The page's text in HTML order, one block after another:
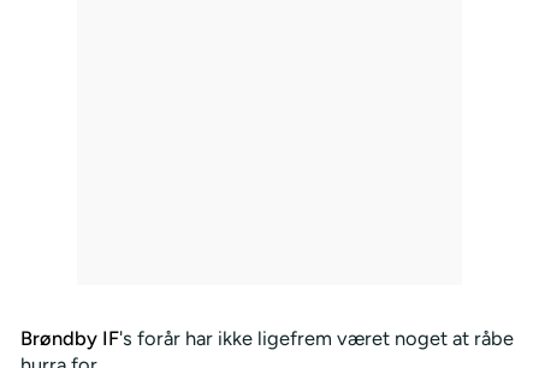
Brøndby IF's forår har ikke ligefrem været noget at råbe